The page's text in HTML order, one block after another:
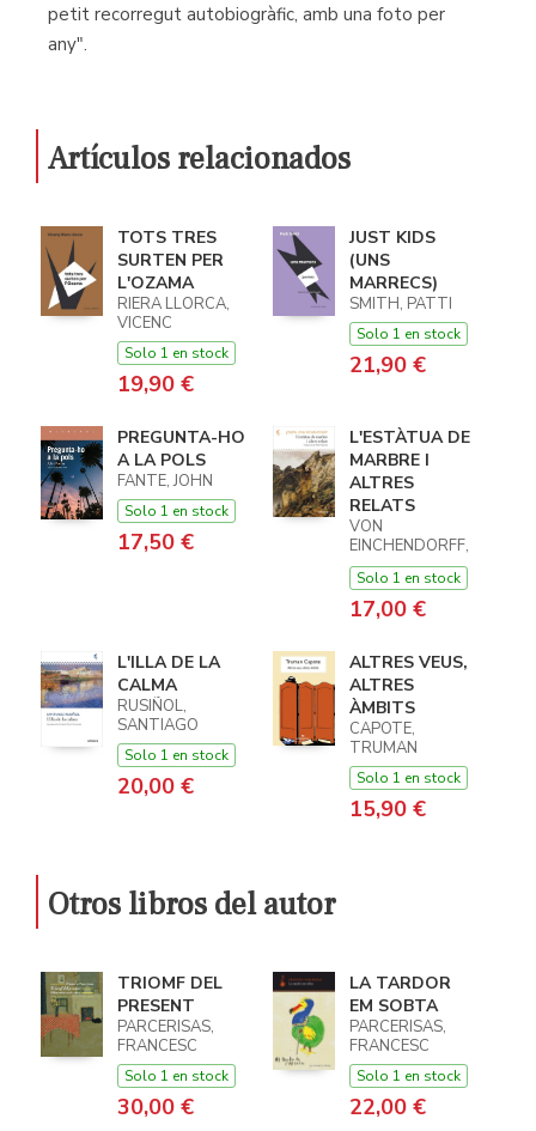
petit recorregut autobiogràfic, amb una foto per
any".
Artículos relacionados
TOTS TRES
SURTEN PER
L'OZAMA
RIERA LLORCA,
VICENC
Solo 1 en stock
19,90 €
JUST KIDS
(UNS
MARRECS)
SMITH, PATTI
Solo 1 en stock
21,90 €
PREGUNTA-HO
A LA POLS
FANTE, JOHN
Solo 1 en stock
17,50 €
L'ESTÀTUA DE
MARBRE I
ALTRES
RELATS
VON
EINCHENDORFF,
JOSEPH
Solo 1 en stock
17,00 €
L'ILLA DE LA
CALMA
RUSIÑOL,
SANTIAGO
Solo 1 en stock
20,00 €
ALTRES VEUS,
ALTRES
ÀMBITS
CAPOTE,
TRUMAN
Solo 1 en stock
15,90 €
Otros libros del autor
TRIOMF DEL
PRESENT
PARCERISAS,
FRANCESC
Solo 1 en stock
30,00 €
LA TARDOR
EM SOBTA
PARCERISAS,
FRANCESC
Solo 1 en stock
22,00 €